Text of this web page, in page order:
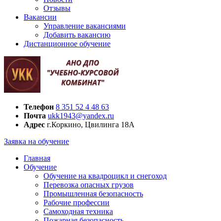
Отзывы
Вакансии
Управление вакансиями
Добавить вакансию
Дистанционное обучение
Телефон 8 351 52 4 48 63
Почта ukk1943@yandex.ru
Адрес г.Коркино, Цвилинга 18А
Заявка на обучение
Главная
Обучение
Обучение на квадроцикл и снегоход
Перевозка опасных грузов
Промышленная безопасность
Рабочие профессии
Самоходная техника